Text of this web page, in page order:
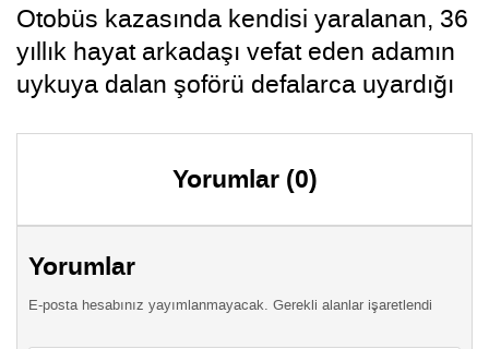
Otobüs kazasında kendisi yaralanan, 36
yıllık hayat arkadaşı vefat eden adamın
uykuya dalan şoförü defalarca uyardığı
Yorumlar (0)
Yorumlar
E-posta hesabınız yayımlanmayacak. Gerekli alanlar işaretlendi